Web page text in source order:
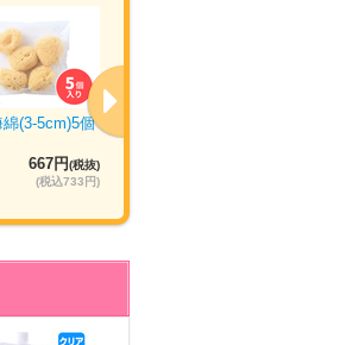
綿(3-5cm)5個
667円(税抜)
(税込733円)